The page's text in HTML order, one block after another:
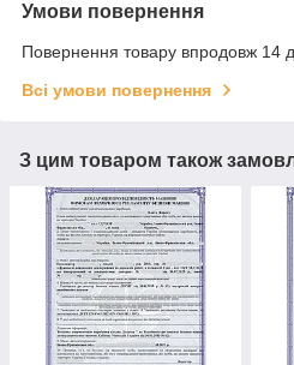
Умови повернення
Повернення товару впродовж 14
Всі умови повернення
З цим товаром також